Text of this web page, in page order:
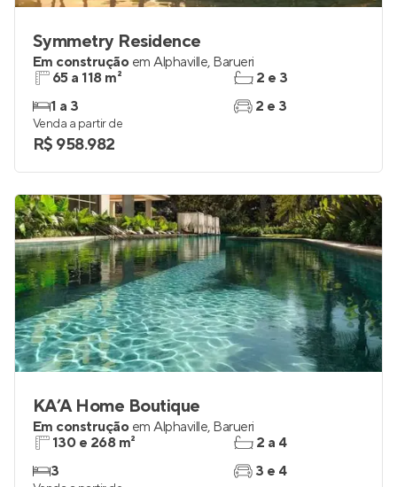
Symmetry Residence
Em construção em Alphaville, Barueri
65 a 118 m²
1 a 3
2 e 3
2 e 3
Venda a partir de
R$ 958.982
KA’A Home Boutique
Em construção em Alphaville, Barueri
130 e 268 m²
3
2 a 4
3 e 4